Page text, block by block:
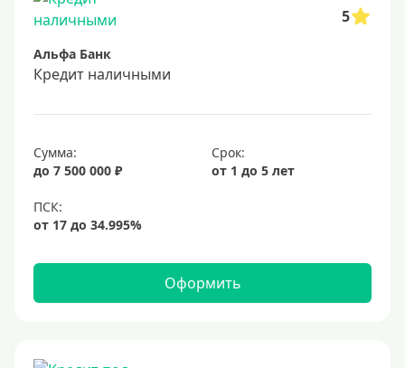
4%
6%
7%
8%
9%
11%
12%
14%
5
Альфа Банк
Кредит наличными
Сумма:
до 7 500 000 ₽
Срок:
от 1 до 5 лет
Оформить